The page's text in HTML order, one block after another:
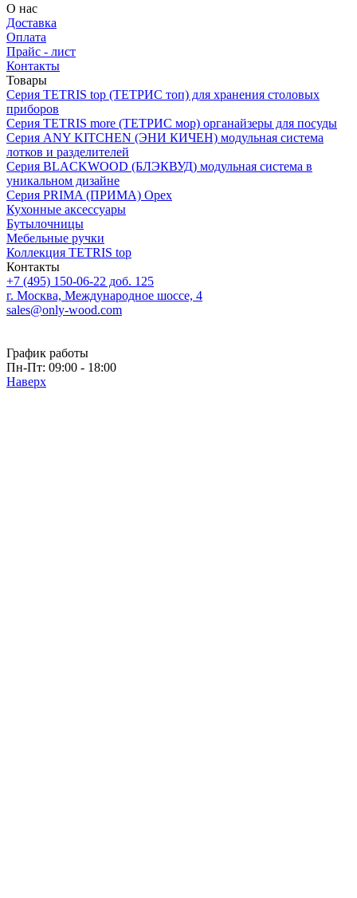
О нас
Доставка
Оплата
Прайс - лист
Контакты
Товары
Серия TETRIS top (ТЕТРИС топ) для хранения столовых
приборов
Серия TETRIS more (ТЕТРИС мор) органайзеры для посуды
Серия ANY KITCHEN (ЭНИ КИЧЕН) модульная система
лотков и разделителей
Серия BLACKWOOD (БЛЭКВУД) модульная система в
уникальном дизайне
Серия PRIMA (ПРИМА) Орех
Кухонные аксессуары
Бутылочницы
Мебельные ручки
Коллекция TETRIS top
Контакты
+7 (495) 150-06-22 доб. 125
г. Москва, Международное шоссе, 4
sales@only-wood.com
График работы
Пн-Пт: 09:00 - 18:00
Наверх